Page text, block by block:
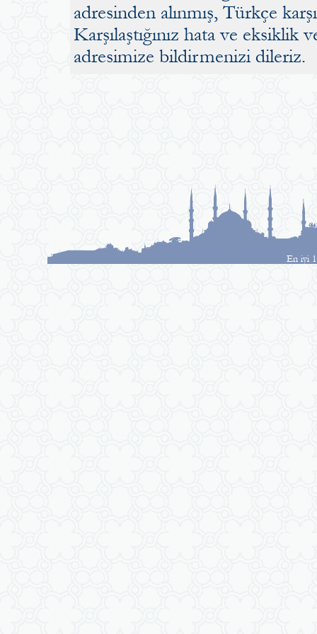
adresinden alınmış, Türkçe
Karşılaştığınız hata ve
adresimize bildirmenizi dileriz.
En iyi